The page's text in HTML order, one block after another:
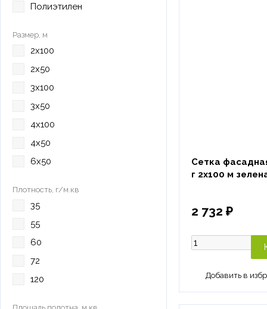
Полиэтилен
Размер, м
2х100
2х50
3х100
3х50
4х100
4х50
6х50
Плотность, г/м.кв
35
55
60
72
120
Сетка
г 2х100 м
2 732 ₽